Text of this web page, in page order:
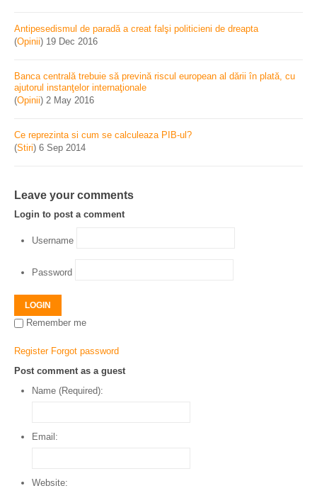
Antipesedismul de paradă a creat falşi politicieni de dreapta
(Opinii) 19 Dec 2016
Banca centrală trebuie să prevină riscul european al dării în plată, cu
ajutorul instanţelor internaţionale
(Opinii) 2 May 2016
Ce reprezinta si cum se calculeaza PIB-ul?
(Stiri) 6 Sep 2014
Leave your comments
Login to post a comment
Username
Password
LOGIN
Remember me
Register Forgot password
Post comment as a guest
Name (Required):
Email:
Website: